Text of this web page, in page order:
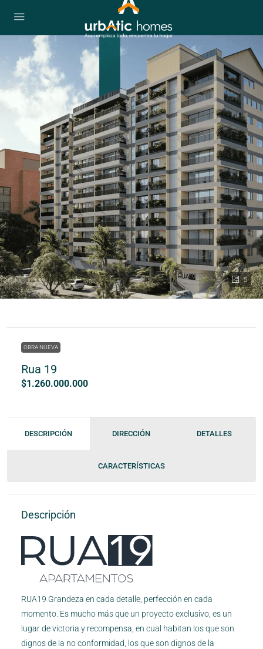
5
OBRA NUEVA
Rua 19
$1.260.000.000
DESCRIPCIÓN DIRECCIÓN DETALLES
CARACTERÍSTICAS
Descripción
RUA19 Grandeza en cada detalle, perfección en cada
momento. Es mucho más que un proyecto exclusivo, es un
lugar de victoria y recompensa, en cual habitan los que son
dignos de la no conformidad, los que son dignos de la